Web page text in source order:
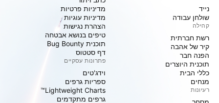
נייד
שולחן עבודה
קהילה
רשת חברתית
קיר של אהבה
הפנה חבר
תוכנית היוצרים
כללי הבית
מנחים
רעיונות
מדיניות פרטיות
מדיניות עוגיות
הצהרת נגישות
טיפים בנושא אבטחה
תוכנית Bug Bounty
דף סטטוס
פתרונות עסקיים
וידג'טים
ספריות גרפים
Lightweight Charts™
גרפים מתקדמים